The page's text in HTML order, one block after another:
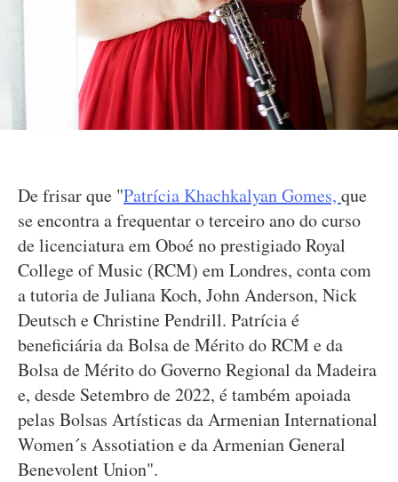
De frisar que "Patrícia Khachkalyan Gomes, que
se encontra a frequentar o terceiro ano do curso
de licenciatura em Oboé no prestigiado Royal
College of Music (RCM) em Londres, conta com
a tutoria de Juliana Koch, John Anderson, Nick
Deutsch e Christine Pendrill. Patrícia é
beneficiária da Bolsa de Mérito do RCM e da
Bolsa de Mérito do Governo Regional da Madeira
e, desde Setembro de 2022, é também apoiada
pelas Bolsas Artísticas da Armenian International
Women´s Assotiation e da Armenian General
Benevolent Union".